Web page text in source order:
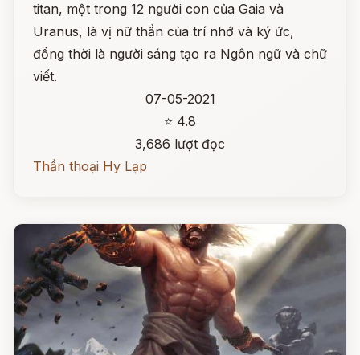
titan, một trong 12 người con của Gaia và
Uranus, là vị nữ thần của trí nhớ và ký ức,
đồng thời là người sáng tạo ra Ngôn ngữ và chữ
viết.
07-05-2021
⭐ 4.8
3,686 lượt đọc
Thần thoại Hy Lạp